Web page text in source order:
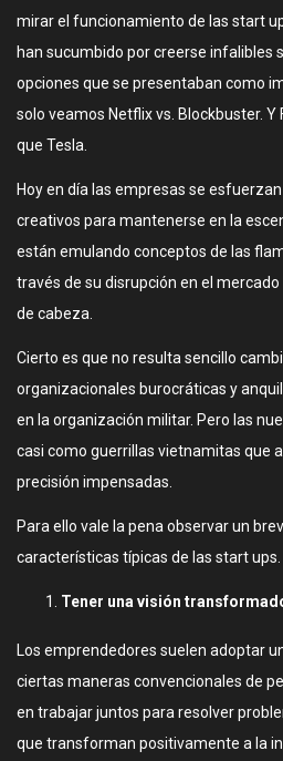
mirar el funcionamiento de las start
han sucumbido por creerse infalibles
opciones que se presentaban como
solo veamos Netflix vs. Blockbuster.
que Tesla.
Hoy en día las empresas se
creativos para mantenerse en la
están emulando conceptos de las
través de su disrupción en el
de cabeza.
Cierto es que no resulta sencillo
organizacionales burocráticas y
en la organización militar. Pero las
casi como guerrillas vietnamitas que
precisión impensadas.
Para ello vale la pena observar un
características típicas de las start ups.
Tener una visión
Los emprendedores suelen adoptar
ciertas maneras convencionales de
en trabajar juntos para resolver
que transforman positivamente a la